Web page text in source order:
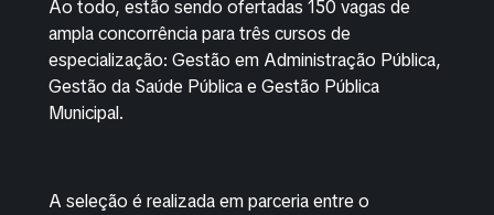
Ao todo, estão sendo ofertadas 150 vagas de
ampla concorrência para três cursos de
especialização: Gestão em Administração Pública,
Gestão da Saúde Pública e Gestão Pública
Municipal.
A seleção é realizada em parceria entre o